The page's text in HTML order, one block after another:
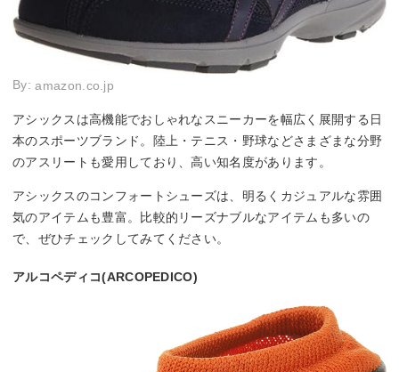
By:amazon.co.jp
アシックスは高機能でおしゃれなスニーカーを幅広く展開する日
本のスポーツブランド。陸上・テニス・野球などさまざまな分野
のアスリートも愛用しており、高い知名度があります。
アシックスのコンフォートシューズは、明るくカジュアルな雰囲
気のアイテムも豊富。比較的リーズナブルなアイテムも多いの
で、ぜひチェックしてみてください。
アルコペディコ(ARCOPEDICO)